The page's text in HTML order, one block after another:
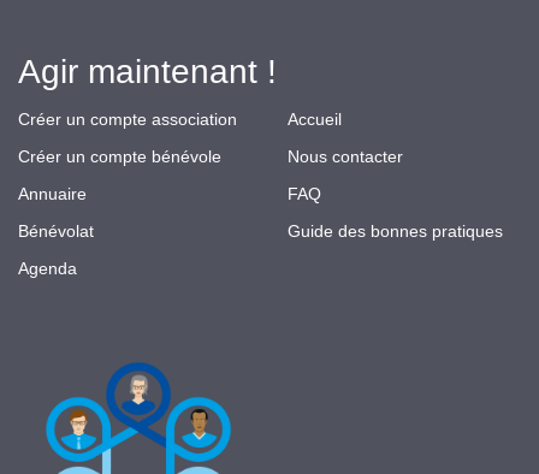
Agir maintenant !
Créer un compte association
Créer un compte bénévole
Annuaire
Bénévolat
Agenda
Accueil
Nous contacter
FAQ
Guide des bonnes pratiques